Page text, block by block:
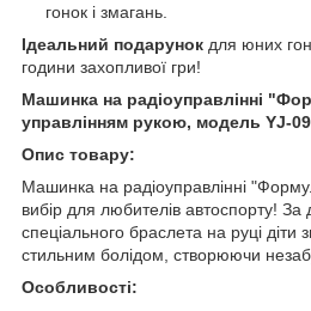
гонок і змагань.
Ідеальний подарунок для юних
години захопливої гри!
Машинка на радіоуправлінні
управлінням рукою, модель YJ-
Опис товару:
Машинка на радіоуправлінні
вибір для любителів автоспорту!
спеціального браслета на руці діти
стильним болідом, створюючи
Особливості: